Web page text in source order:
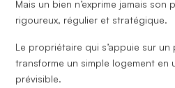
Mais un bien n’exprime jamais
rigoureux, régulier et stratégique.
Le propriétaire qui s’appuie sur
transforme un simple logement en
prévisible.